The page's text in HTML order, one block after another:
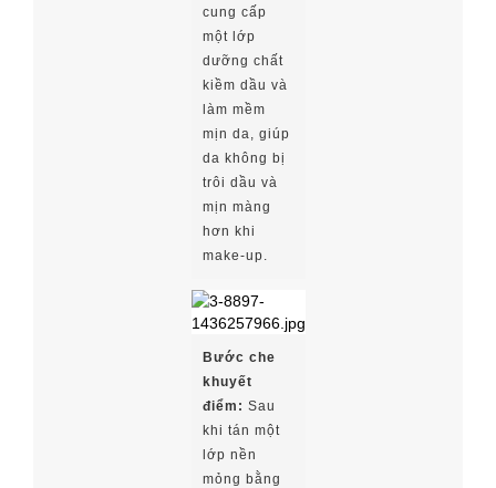
cung cấp
một lớp
dưỡng chất
kiềm dầu và
làm mềm
mịn da, giúp
da không bị
trôi dầu và
mịn màng
hơn khi
make-up.
Bước che
khuyết
điểm: Sau
khi tán một
lớp nền
mỏng bằng